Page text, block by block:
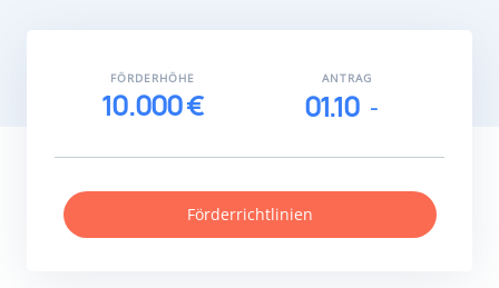
FÖRDERHÖHE
10.000 €
ANTRAG
01.10
Förderrichtlinien